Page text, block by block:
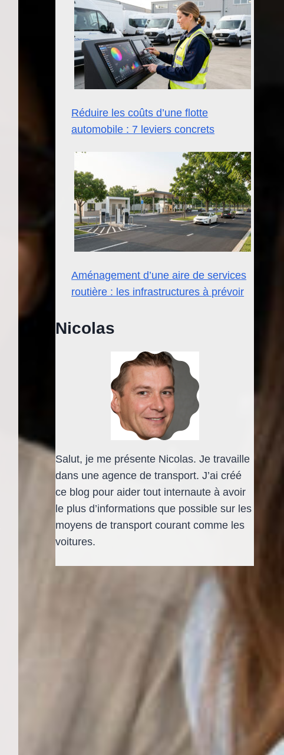
Réduire les coûts d’une flotte
automobile : 7 leviers concrets
Aménagement d’une aire de services
routière : les infrastructures à prévoir
Nicolas
Salut, je me présente Nicolas. Je travaille
dans une agence de transport. J’ai créé
ce blog pour aider tout internaute à avoir
le plus d’informations que possible sur les
moyens de transport courant comme les
voitures.